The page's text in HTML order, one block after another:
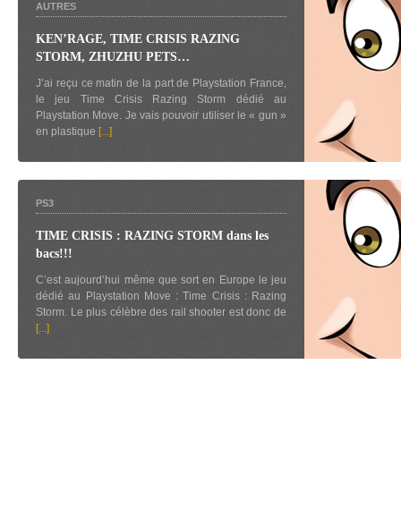
AUTRES
KEN’RAGE, TIME CRISIS RAZING
STORM, ZHUZHU PETS…
J’ai reçu ce matin de la part de Playstation France,
le jeu Time Crisis Razing Storm dédié au
Playstation Move. Je vais pouvoir utiliser le « gun »
en plastique [...]
PS3
TIME CRISIS : RAZING STORM dans les
bacs!!!
C’est aujourd’hui même que sort en Europe le jeu
dédié au Playstation Move : Time Crisis : Razing
Storm. Le plus célèbre des rail shooter est donc de
[...]